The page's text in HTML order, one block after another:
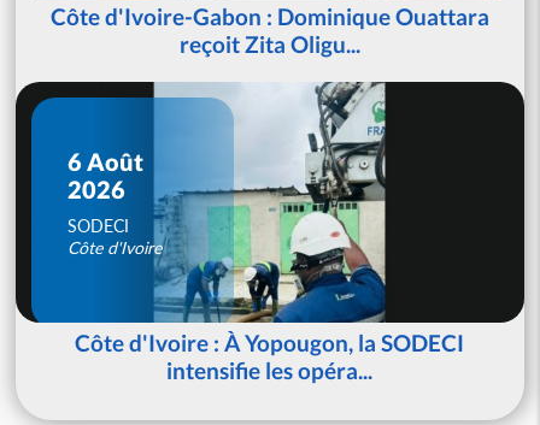
Côte d'Ivoire-Gabon : Dominique Ouattara
reçoit Zita Oligu...
6 Août
2026
SODECI
Côte d'Ivoire
Côte d'Ivoire : À Yopougon, la SODECI
intensifie les opéra...